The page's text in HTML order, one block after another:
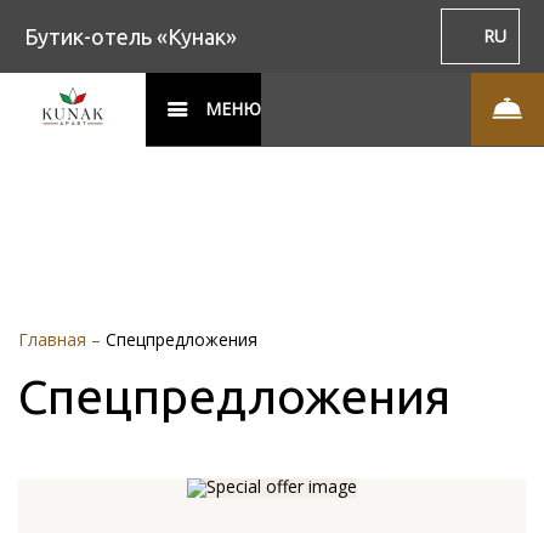
Бутик-отель «Кунак» RU
МЕНЮ
Главная – Спецпредложения
Спецпредложения